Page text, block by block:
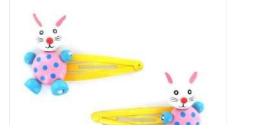
Tassen en meer
Haaraccesoires